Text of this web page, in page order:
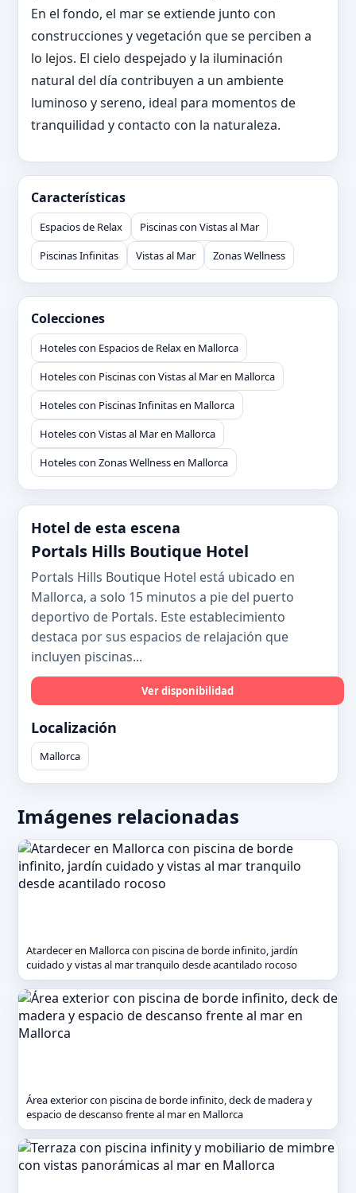
En el fondo, el mar se extiende junto con
construcciones y vegetación que se perciben a
lo lejos. El cielo despejado y la iluminación
natural del día contribuyen a un ambiente
luminoso y sereno, ideal para momentos de
tranquilidad y contacto con la naturaleza.
Características
Espacios de Relax
Piscinas con Vistas al Mar
Piscinas Infinitas
Vistas al Mar Zonas Wellness
Colecciones
Hoteles con Espacios de Relax en Mallorca
Hoteles con Piscinas con Vistas al Mar en Mallorca
Hoteles con Piscinas Infinitas en Mallorca
Hoteles con Vistas al Mar en Mallorca
Hoteles con Zonas Wellness en Mallorca
Hotel de esta escena
Portals Hills Boutique Hotel
Portals Hills Boutique Hotel está ubicado en
Mallorca, a solo 15 minutos a pie del puerto
deportivo de Portals. Este establecimiento
destaca por sus espacios de relajación que
incluyen piscinas...
Ver disponibilidad
Localización
Mallorca
Imágenes relacionadas
Atardecer en Mallorca con piscina de borde infinito, jardín
cuidado y vistas al mar tranquilo desde acantilado rocoso
Área exterior con piscina de borde infinito, deck de madera y
espacio de descanso frente al mar en Mallorca